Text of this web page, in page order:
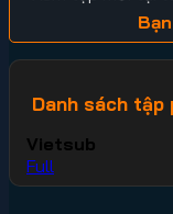
Danh sách tập
Vietsub
Full